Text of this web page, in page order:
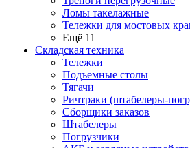
Ломы такелажные
Тележки для мостовых
Ещё 11
Складская техника
Тележки
Подъемные столы
Тягачи
Ричтраки (штабелеры-
Сборщики заказов
Штабелеры
Погрузчики